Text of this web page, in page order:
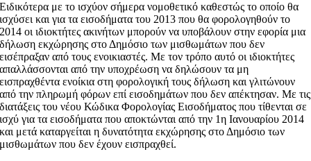
Ειδικότερα με το ισχύον σήμερα νομοθετικό καθεστώς το οποίο θα
ισχύσει και για τα εισοδήματα του 2013 που θα φορολογηθούν το
2014 οι ιδιοκτήτες ακινήτων μπορούν να υποβάλουν στην εφορία μια
δήλωση εκχώρησης στο Δημόσιο των μισθωμάτων που δεν
εισέπραξαν από τους ενοικιαστές. Με τον τρόπο αυτό οι ιδιοκτήτες
απαλλάσσονται από την υποχρέωση να δηλώσουν τα μη
εισπραχθέντα ενοίκια στη φορολογική τους δήλωση και γλιτώνουν
από την πληρωμή φόρων επί εισοδημάτων που δεν απέκτησαν. Με τις
διατάξεις του νέου Κώδικα Φορολογίας Εισοδήματος που τίθενται σε
ισχύ για τα εισοδήματα που αποκτώνται από την 1η Ιανουαρίου 2014
και μετά καταργείται η δυνατότητα εκχώρησης στο Δημόσιο των
μισθωμάτων που δεν έχουν εισπραχθεί.